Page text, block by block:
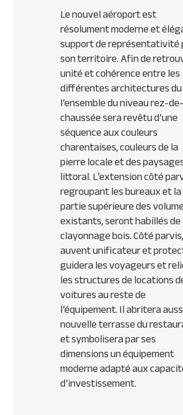
Le nouvel aéroport est
résolument moderne et
support de représentativité
son territoire. Afin de
unité et cohérence entre les
différentes architectures
l’ensemble du niveau rez-de-
chaussée sera revêtu d’une
séquence aux couleurs
charentaises, couleurs de la
pierre locale et des
littoral. L’extension côté
regroupant les bureaux et la
partie supérieure des
existants, seront habillés de
clayonnage bois. Côté
auvent unificateur et
guidera les voyageurs et
les structures de locations
voitures au reste de
l’équipement. Il abritera
nouvelle terrasse du
et symbolisera par ses
dimensions un équipement
moderne adapté aux
d’investissement.